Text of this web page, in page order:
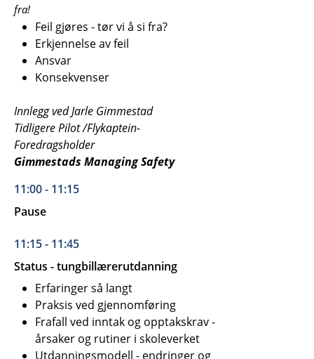
fra!
Feil gjøres - tør vi å si fra?
Erkjennelse av feil
Ansvar
Konsekvenser
Innlegg ved Jarle Gimmestad
Tidligere Pilot /Flykaptein-
Foredragsholder
Gimmestads Managing Safety
11:00 - 11:15
Pause
11:15 - 11:45
Status - tungbillærerutdanning
Erfaringer så langt
Praksis ved gjennomføring
Frafall ved inntak og opptakskrav -
årsaker og rutiner i skoleverket
Utdanningsmodell - endringer og